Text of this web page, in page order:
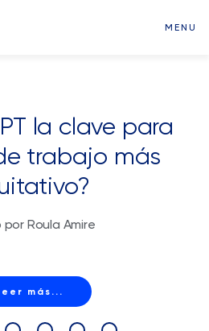
MENU
la clave para
trabajo más
por Roula Amire
más...